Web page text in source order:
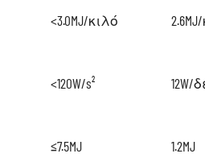
<3.0MJ/κιλό
<120W/s² 12W/
≤7.5MJ 1.2MJ